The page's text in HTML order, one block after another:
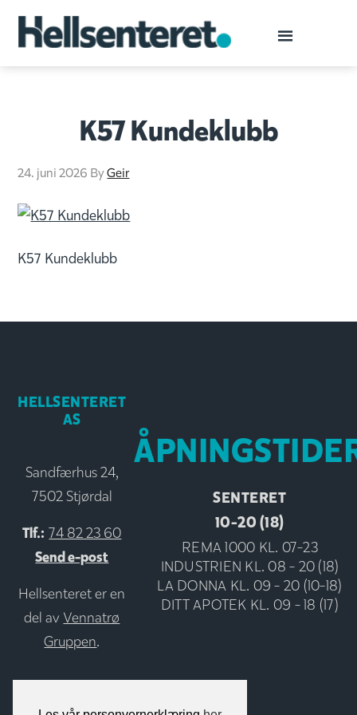
K57 Kundeklubb
24. juni 2026 ByGeir
K57 Kundeklubb
HELLSENTERET
AS
Sandfærhus 24,
7502 Stjørdal
Tlf.: 74 82 23 60
Send e-post
Hellsenteret er en
del av Vennatrø
Gruppen.
SENTERET
10-20 (18)
REMA 1000 KL. 07-23
INDUSTRIEN KL. 08 - 20 (18)
LA DONNA KL. 09 - 20 (10-18)
DITT APOTEK KL. 09 - 18 (17)